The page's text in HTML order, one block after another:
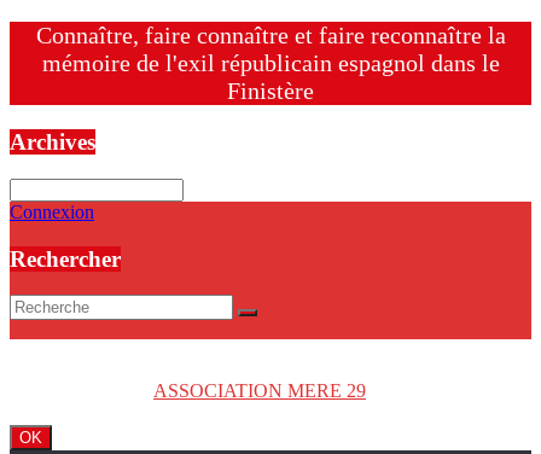
Connaître, faire connaître et faire reconnaître la
mémoire de l'exil républicain espagnol dans le
Finistère
Archives
Connexion
Rechercher
ASSOCIATION MERE 29
OK